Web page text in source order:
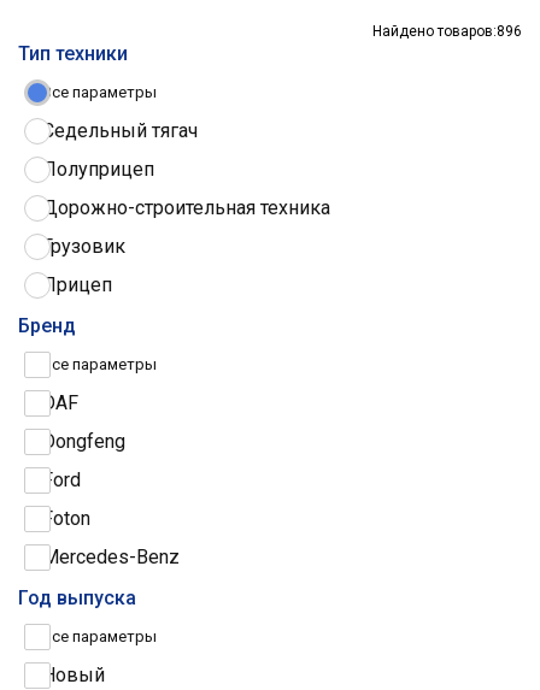
Найдено товаров:896
Тип техники
Все параметры
Седельный тягач
Полуприцеп
Дорожно-строительная техника
Грузовик
Прицеп
Трактор
Грузовые шины
Бренд
Все параметры
DAF
Dongfeng
Ford
Foton
Mercedes-Benz
Iveco
МАЗ
Scania
Год выпуска
Все параметры
Новый